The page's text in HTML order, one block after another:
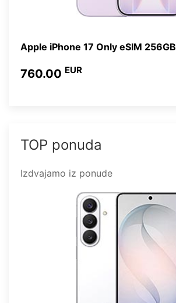
Apple iPhone 17 Only eSIM 256GB
760.00 EUR
TOP ponuda
Izdvajamo iz ponude